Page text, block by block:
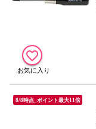
8/8時点_ポイント最大11倍